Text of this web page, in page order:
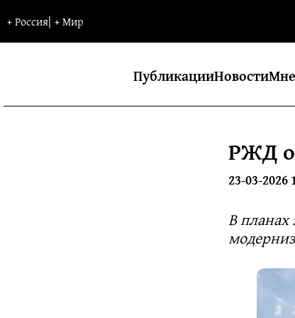
+Россия| +Мир
ПубликацииНовости
РЖД
23-03-2026
В планах